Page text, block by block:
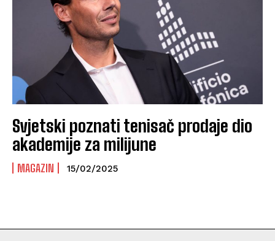
Svjetski poznati tenisač prodaje dio
akademije za milijune
MAGAZIN 15/02/2025